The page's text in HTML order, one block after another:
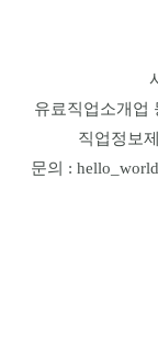
유료직업소개업
직업정보
문의 :